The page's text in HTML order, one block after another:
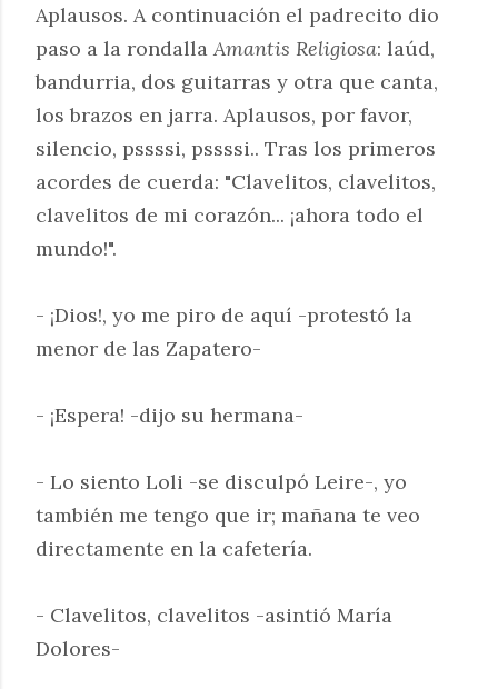
Aplausos. A continuación el padrecito dio
paso a la rondallaAmantis Religiosa: laúd,
bandurria, dos guitarras y otra que canta,
los brazos en jarra. Aplausos, por favor,
silencio, pssssi, pssssi.. Tras los primeros
acordes de cuerda: "Clavelitos, clavelitos,
clavelitos de mi corazón... ¡ahora todo el
mundo!".
- ¡Dios!, yo me piro de aquí -protestó la
menor de las Zapatero-
- ¡Espera! -dijo su hermana-
- Lo siento Loli -se disculpó Leire-, yo
también me tengo que ir; mañana te veo
directamente en la cafetería.
- Clavelitos, clavelitos -asintió María
Dolores-